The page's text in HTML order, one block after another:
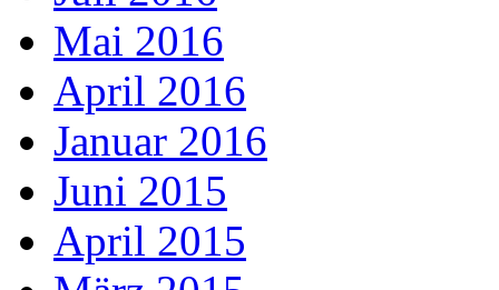
Mai 2016
April 2016
Januar 2016
Juni 2015
April 2015